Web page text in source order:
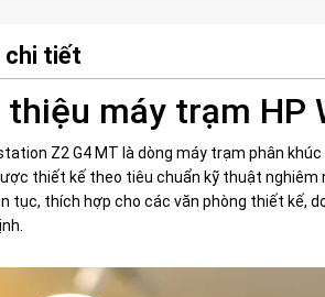
chi tiết
thiệu máy trạm HP
Z2 G4 MT là dòng máy trạm phân
thiết kế theo tiêu chuẩn kỹ thuật nghiêm
tục, thích hợp cho các văn phòng thiết kế,